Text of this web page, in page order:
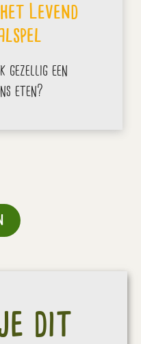
Levend
gezellig een
eten?
dit